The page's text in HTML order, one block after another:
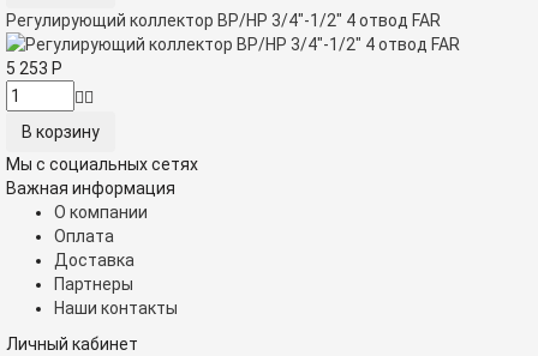
Регулирующий коллектор ВР/НР 3/4"-1/2" 4 отвод FAR
5 253 Р
Мы с социальных сетях
Важная информация
О компании
Оплата
Доставка
Партнеры
Наши контакты
Личный кабинет